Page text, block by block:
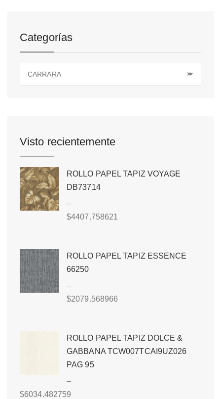
Categorías
×
CARRARA
Visto recientemente
ROLLO PAPEL TAPIZ VOYAGE
DB73714
–
$4407.758621
ROLLO PAPEL TAPIZ ESSENCE
66250
–
$2079.568966
ROLLO PAPEL TAPIZ DOLCE &
GABBANA TCW007TCAI9UZ026
PAG 95
–
$6034.482759